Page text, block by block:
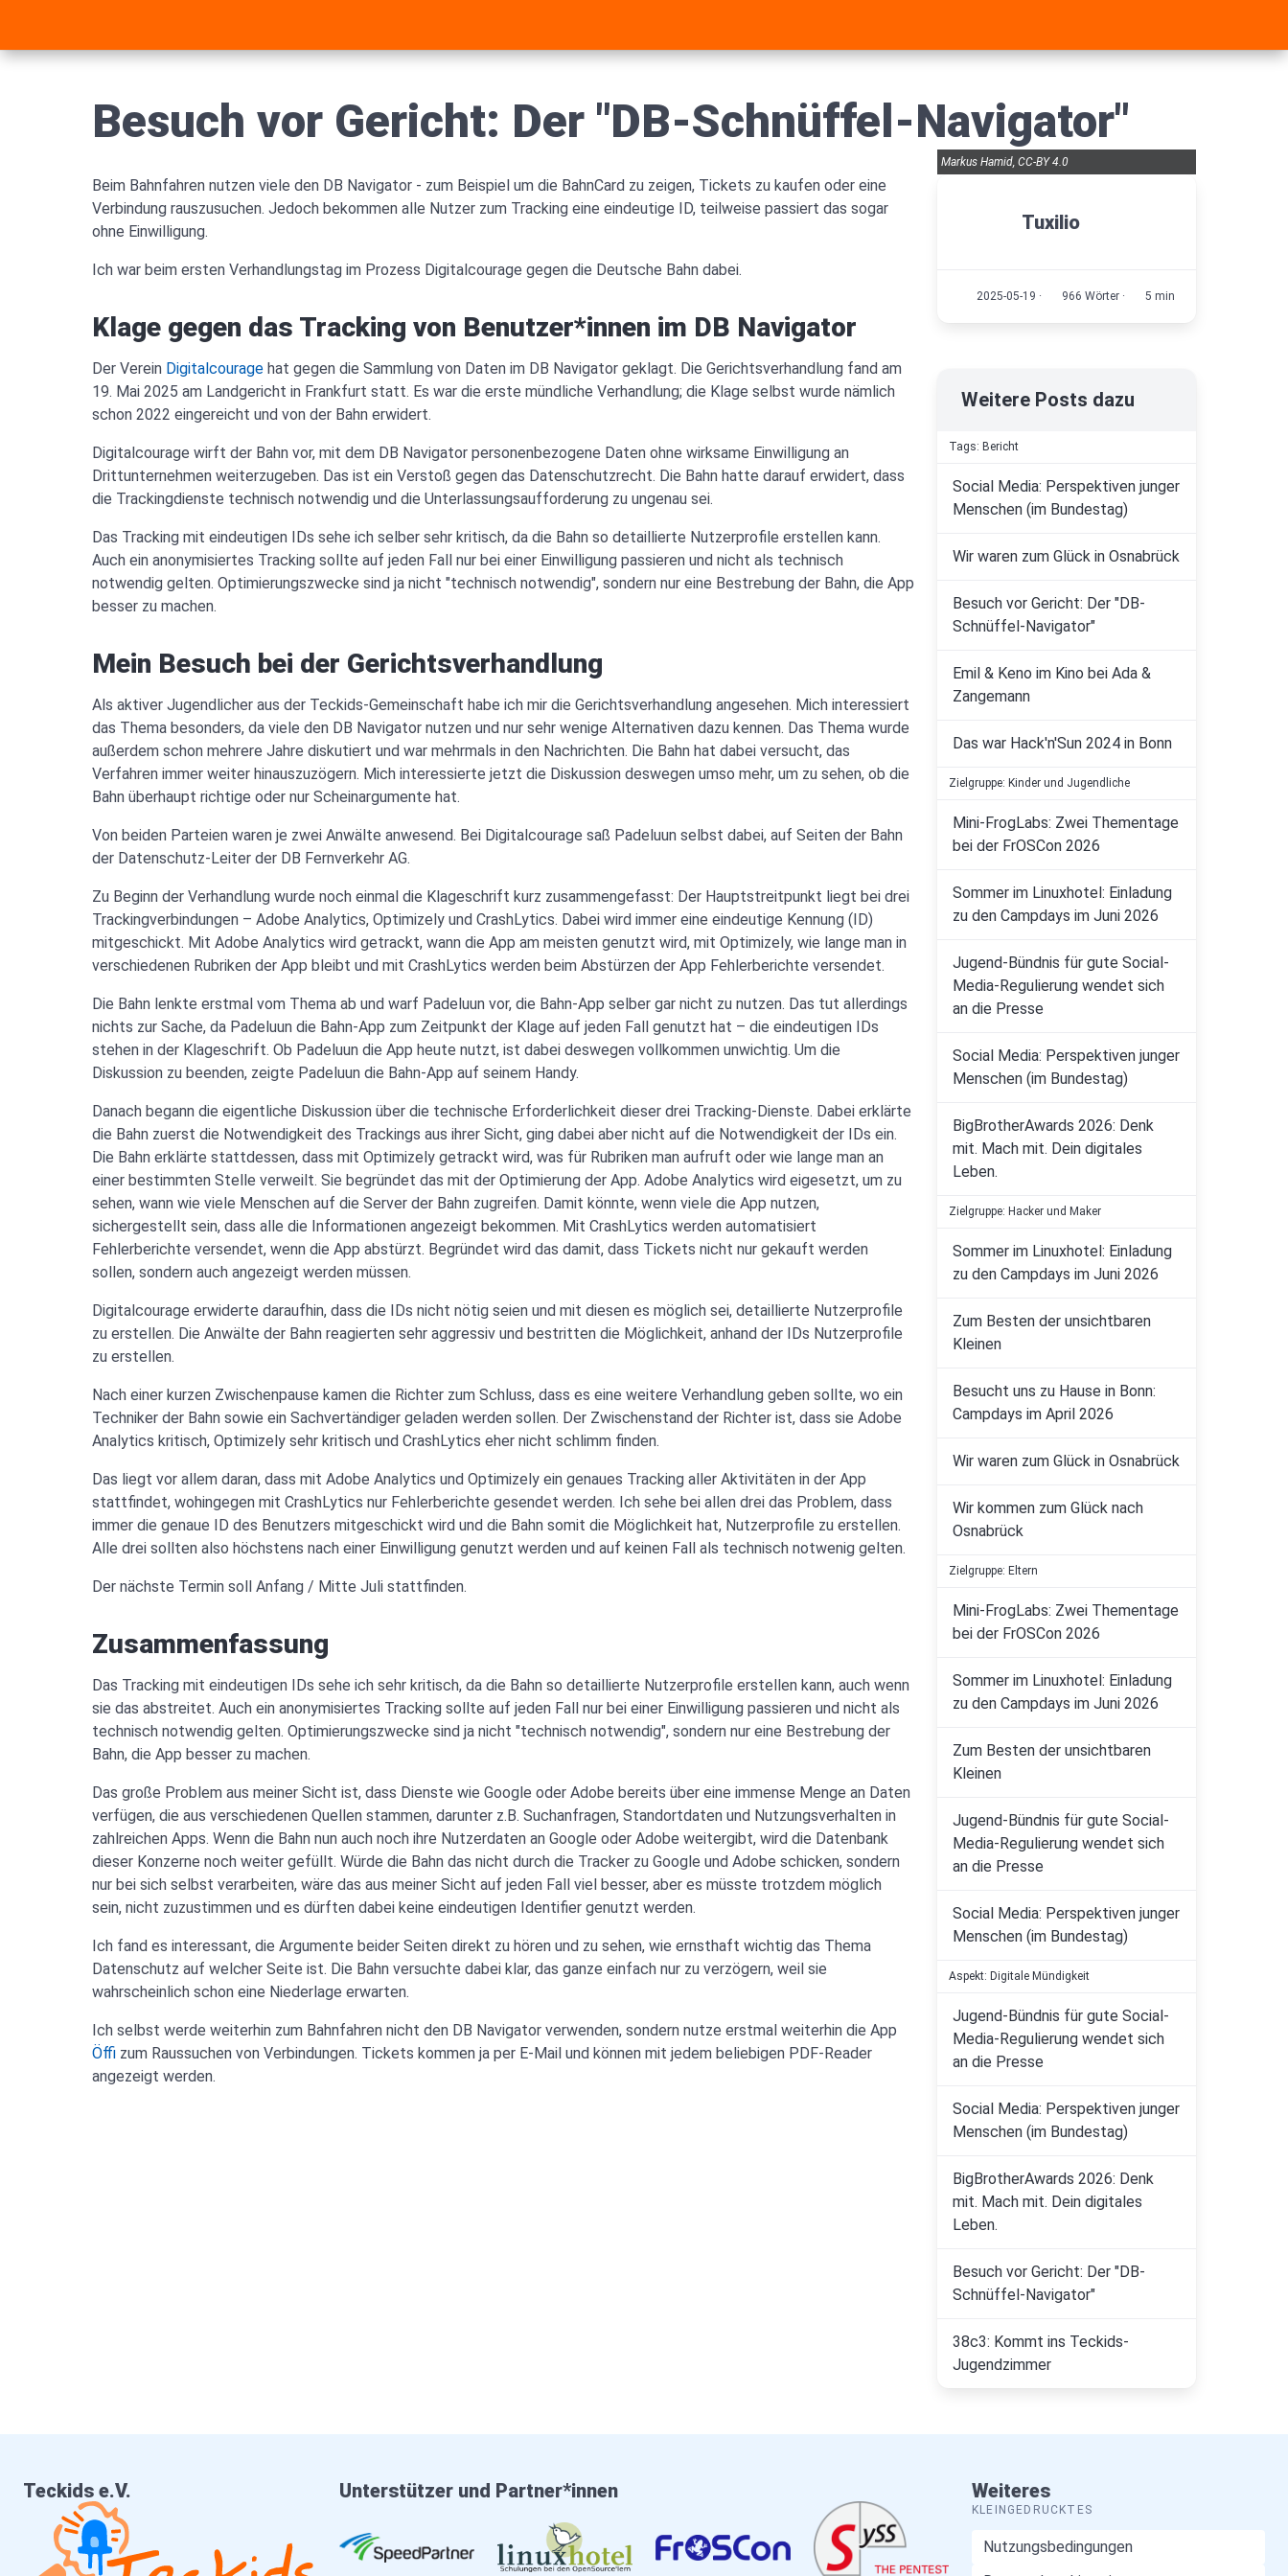
Besuch vor Gericht: Der "DB-Schnüffel-Navigator"
Beim Bahnfahren nutzen viele den DB Navigator - zum Beispiel um die BahnCard zu zeigen, Tickets zu kaufen oder eine
Verbindung rauszusuchen. Jedoch bekommen alle Nutzer zum Tracking eine eindeutige ID, teilweise passiert das sogar
ohne Einwilligung.
Ich war beim ersten Verhandlungstag im Prozess Digitalcourage gegen die Deutsche Bahn dabei.
Klage gegen das Tracking von Benutzer*innen im DB Navigator
Der Verein Digitalcourage hat gegen die Sammlung von Daten im DB Navigator geklagt. Die Gerichtsverhandlung fand am
19. Mai 2025 am Landgericht in Frankfurt statt. Es war die erste mündliche Verhandlung; die Klage selbst wurde nämlich
schon 2022 eingereicht und von der Bahn erwidert.
Digitalcourage wirft der Bahn vor, mit dem DB Navigator personenbezogene Daten ohne wirksame Einwilligung an
Drittunternehmen weiterzugeben. Das ist ein Verstoß gegen das Datenschutzrecht. Die Bahn hatte darauf erwidert, dass
die Trackingdienste technisch notwendig und die Unterlassungsaufforderung zu ungenau sei.
Das Tracking mit eindeutigen IDs sehe ich selber sehr kritisch, da die Bahn so detaillierte Nutzerprofile erstellen kann.
Auch ein anonymisiertes Tracking sollte auf jeden Fall nur bei einer Einwilligung passieren und nicht als technisch
notwendig gelten. Optimierungszwecke sind ja nicht "technisch notwendig", sondern nur eine Bestrebung der Bahn, die App
besser zu machen.
Mein Besuch bei der Gerichtsverhandlung
Als aktiver Jugendlicher aus der Teckids-Gemeinschaft habe ich mir die Gerichtsverhandlung angesehen. Mich interessiert
das Thema besonders, da viele den DB Navigator nutzen und nur sehr wenige Alternativen dazu kennen. Das Thema wurde
außerdem schon mehrere Jahre diskutiert und war mehrmals in den Nachrichten. Die Bahn hat dabei versucht, das
Verfahren immer weiter hinauszuzögern. Mich interessierte jetzt die Diskussion deswegen umso mehr, um zu sehen, ob die
Bahn überhaupt richtige oder nur Scheinargumente hat.
Von beiden Parteien waren je zwei Anwälte anwesend. Bei Digitalcourage saß Padeluun selbst dabei, auf Seiten der Bahn
der Datenschutz-Leiter der DB Fernverkehr AG.
Zu Beginn der Verhandlung wurde noch einmal die Klageschrift kurz zusammengefasst: Der Hauptstreitpunkt liegt bei drei
Trackingverbindungen – Adobe Analytics, Optimizely und CrashLytics. Dabei wird immer eine eindeutige Kennung (ID)
mitgeschickt. Mit Adobe Analytics wird getrackt, wann die App am meisten genutzt wird, mit Optimizely, wie lange man in
verschiedenen Rubriken der App bleibt und mit CrashLytics werden beim Abstürzen der App Fehlerberichte versendet.
Die Bahn lenkte erstmal vom Thema ab und warf Padeluun vor, die Bahn-App selber gar nicht zu nutzen. Das tut allerdings
nichts zur Sache, da Padeluun die Bahn-App zum Zeitpunkt der Klage auf jeden Fall genutzt hat – die eindeutigen IDs
stehen in der Klageschrift. Ob Padeluun die App heute nutzt, ist dabei deswegen vollkommen unwichtig. Um die
Diskussion zu beenden, zeigte Padeluun die Bahn-App auf seinem Handy.
Danach begann die eigentliche Diskussion über die technische Erforderlichkeit dieser drei Tracking-Dienste. Dabei erklärte
die Bahn zuerst die Notwendigkeit des Trackings aus ihrer Sicht, ging dabei aber nicht auf die Notwendigkeit der IDs ein.
Die Bahn erklärte stattdessen, dass mit Optimizely getrackt wird, was für Rubriken man aufruft oder wie lange man an
einer bestimmten Stelle verweilt. Sie begründet das mit der Optimierung der App. Adobe Analytics wird eigesetzt, um zu
sehen, wann wie viele Menschen auf die Server der Bahn zugreifen. Damit könnte, wenn viele die App nutzen,
sichergestellt sein, dass alle die Informationen angezeigt bekommen. Mit CrashLytics werden automatisiert
Fehlerberichte versendet, wenn die App abstürzt. Begründet wird das damit, dass Tickets nicht nur gekauft werden
sollen, sondern auch angezeigt werden müssen.
Digitalcourage erwiderte daraufhin, dass die IDs nicht nötig seien und mit diesen es möglich sei, detaillierte Nutzerprofile
zu erstellen. Die Anwälte der Bahn reagierten sehr aggressiv und bestritten die Möglichkeit, anhand der IDs Nutzerprofile
zu erstellen.
Nach einer kurzen Zwischenpause kamen die Richter zum Schluss, dass es eine weitere Verhandlung geben sollte, wo ein
Techniker der Bahn sowie ein Sachvertändiger geladen werden sollen. Der Zwischenstand der Richter ist, dass sie Adobe
Analytics kritisch, Optimizely sehr kritisch und CrashLytics eher nicht schlimm finden.
Das liegt vor allem daran, dass mit Adobe Analytics und Optimizely ein genaues Tracking aller Aktivitäten in der App
stattfindet, wohingegen mit CrashLytics nur Fehlerberichte gesendet werden. Ich sehe bei allen drei das Problem, dass
immer die genaue ID des Benutzers mitgeschickt wird und die Bahn somit die Möglichkeit hat, Nutzerprofile zu erstellen.
Alle drei sollten also höchstens nach einer Einwilligung genutzt werden und auf keinen Fall als technisch notwenig gelten.
Der nächste Termin soll Anfang / Mitte Juli stattfinden.
Zusammenfassung
Das Tracking mit eindeutigen IDs sehe ich sehr kritisch, da die Bahn so detaillierte Nutzerprofile erstellen kann, auch wenn
sie das abstreitet. Auch ein anonymisiertes Tracking sollte auf jeden Fall nur bei einer Einwilligung passieren und nicht als
technisch notwendig gelten. Optimierungszwecke sind ja nicht "technisch notwendig", sondern nur eine Bestrebung der
Bahn, die App besser zu machen.
Das große Problem aus meiner Sicht ist, dass Dienste wie Google oder Adobe bereits über eine immense Menge an Daten
verfügen, die aus verschiedenen Quellen stammen, darunter z.B. Suchanfragen, Standortdaten und Nutzungsverhalten in
zahlreichen Apps. Wenn die Bahn nun auch noch ihre Nutzerdaten an Google oder Adobe weitergibt, wird die Datenbank
dieser Konzerne noch weiter gefüllt. Würde die Bahn das nicht durch die Tracker zu Google und Adobe schicken, sondern
nur bei sich selbst verarbeiten, wäre das aus meiner Sicht auf jeden Fall viel besser, aber es müsste trotzdem möglich
sein, nicht zuzustimmen und es dürften dabei keine eindeutigen Identifier genutzt werden.
Ich fand es interessant, die Argumente beider Seiten direkt zu hören und zu sehen, wie ernsthaft wichtig das Thema
Datenschutz auf welcher Seite ist. Die Bahn versuchte dabei klar, das ganze einfach nur zu verzögern, weil sie
wahrscheinlich schon eine Niederlage erwarten.
Ich selbst werde weiterhin zum Bahnfahren nicht den DB Navigator verwenden, sondern nutze erstmal weiterhin die App
Öffi zum Raussuchen von Verbindungen. Tickets kommen ja per E-Mail und können mit jedem beliebigen PDF-Reader
angezeigt werden.
Markus Hamid, CC-BY 4.0
Tuxilio
2025-05-19 · 966 Wörter· 5 min
Weitere Posts dazu
Tags: Bericht
Social Media: Perspektiven junger
Menschen (im Bundestag)
Wir waren zum Glück in Osnabrück
Besuch vor Gericht: Der "DB-
Schnüffel-Navigator"
Emil & Keno im Kino bei Ada &
Zangemann
Das war Hack'n'Sun 2024 in Bonn
Zielgruppe: Kinder und Jugendliche
Mini-FrogLabs: Zwei Thementage
bei der FrOSCon 2026
Sommer im Linuxhotel: Einladung
zu den Campdays im Juni 2026
Jugend-Bündnis für gute Social-
Media-Regulierung wendet sich
an die Presse
Social Media: Perspektiven junger
Menschen (im Bundestag)
BigBrotherAwards 2026: Denk
mit. Mach mit. Dein digitales
Leben.
Zielgruppe: Hacker und Maker
Sommer im Linuxhotel: Einladung
zu den Campdays im Juni 2026
Zum Besten der unsichtbaren
Kleinen
Besucht uns zu Hause in Bonn:
Campdays im April 2026
Wir waren zum Glück in Osnabrück
Wir kommen zum Glück nach
Osnabrück
Zielgruppe: Eltern
Mini-FrogLabs: Zwei Thementage
bei der FrOSCon 2026
Sommer im Linuxhotel: Einladung
zu den Campdays im Juni 2026
Zum Besten der unsichtbaren
Kleinen
Jugend-Bündnis für gute Social-
Media-Regulierung wendet sich
an die Presse
Social Media: Perspektiven junger
Menschen (im Bundestag)
Aspekt: Digitale Mündigkeit
Jugend-Bündnis für gute Social-
Media-Regulierung wendet sich
an die Presse
Social Media: Perspektiven junger
Menschen (im Bundestag)
BigBrotherAwards 2026: Denk
mit. Mach mit. Dein digitales
Leben.
Besuch vor Gericht: Der "DB-
Schnüffel-Navigator"
38c3: Kommt ins Teckids-
Jugendzimmer
Teckids e.V. Unterstützer und Partner*innen Weiteres
KLEINGEDRUCKTES
Nutzungsbedingungen